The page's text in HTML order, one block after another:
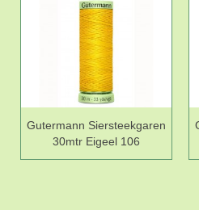
Gutermann Siersteekgaren
30mtr Eigeel 106